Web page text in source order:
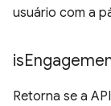
usuário com a
is
Retorna se a